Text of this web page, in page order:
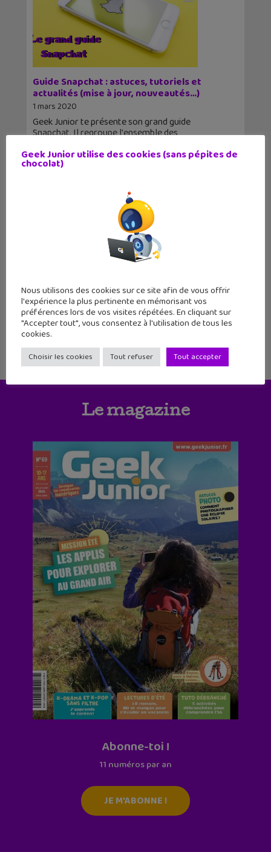
Guide Snapchat : astuces, tutoriels et
actualités (mise à jour, nouveautés…)
1 mars 2020
Geek Junior te présente son grand guide
Snapchat. Il regroupe l'ensemble des
dernières
3 4
11
Le magazine
Abonne-toi !
11 numéros par an
JE M'ABONNE !
Geek Junior utilise des cookies (sans pépites de
chocolat)
Nous utilisons des cookies sur ce site afin de vous offrir
l'expérience la plus pertinente en mémorisant vos
préférences lors de vos visites répétées. En cliquant sur
"Accepter tout", vous consentez à l'utilisation de tous les
cookies.
Choisir les cookies Tout refuser Tout accepter